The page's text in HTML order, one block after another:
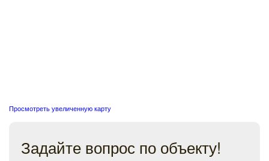
Просмотреть увеличенную карту
Задайте вопрос по объекту!